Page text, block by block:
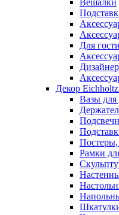
Вешалки
Для
Декор Eichholtz
Вазы для
Рамки